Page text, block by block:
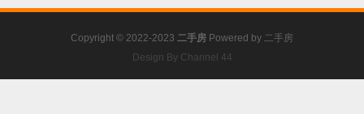
Copyright © 2022-2023 二手房 Powered by 二手房
Design By Channel 44